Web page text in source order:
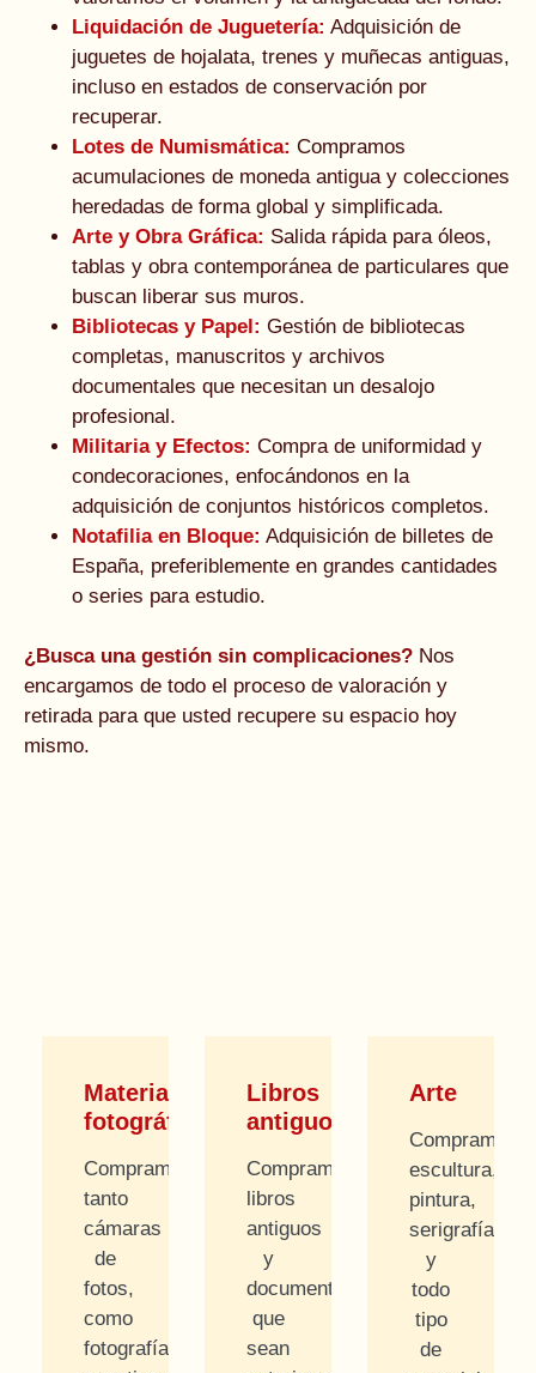
Liquidación de Juguetería: Adquisición de
juguetes de hojalata, trenes y muñecas antiguas,
incluso en estados de conservación por
recuperar.
Lotes de Numismática: Compramos
acumulaciones de moneda antigua y colecciones
heredadas de forma global y simplificada.
Arte y Obra Gráfica: Salida rápida para óleos,
tablas y obra contemporánea de particulares que
buscan liberar sus muros.
Bibliotecas y Papel: Gestión de bibliotecas
completas, manuscritos y archivos
documentales que necesitan un desalojo
profesional.
Militaria y Efectos: Compra de uniformidad y
condecoraciones, enfocándonos en la
adquisición de conjuntos históricos completos.
Notafilia en Bloque: Adquisición de billetes de
España, preferiblemente en grandes cantidades
o series para estudio.
¿Busca una gestión sin complicaciones? Nos
encargamos de todo el proceso de valoración y
retirada para que usted recupere su espacio hoy
mismo.
Material
fotográfico
Compramos
tanto
cámaras
de
fotos,
como
fotografías,
Libros
antiguos
Compramos
libros
antiguos
y
documentos
que
sean
Arte
Compramos
escultura,
pintura,
serigrafías
y
todo
tipo
de